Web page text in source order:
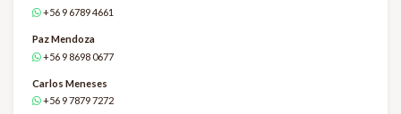
+56 9 6789 4661
Paz Mendoza
+56 9 8698 0677
Carlos Meneses
+56 9 7879 7272